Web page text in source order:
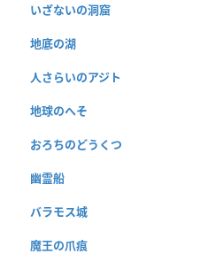
いざないの洞窟
地底の湖
人さらいのアジト
地球のへそ
おろちのどうくつ
幽霊船
バラモス城
魔王の爪痕